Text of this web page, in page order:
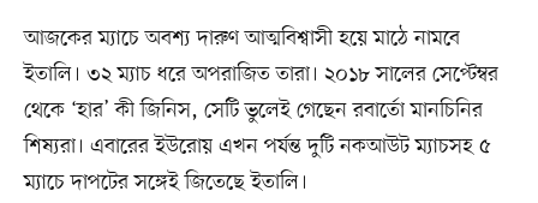
আজকের ম্যাচে অবশ্য দারুণ আত্মবিশ্বাসী হয়ে মাঠে নামবে
ইতালি। ৩২ ম্যাচ ধরে অপরাজিত তারা। ২০১৮ সালের সেপ্টেম্বর
থেকে ‘হার’ কী জিনিস, সেটি ভুলেই গেছেন রবার্তো মানচিনির
শিষ্যরা। এবারের ইউরোয় এখন পর্যন্ত দুটি নকআউট ম্যাচসহ ৫
ম্যাচে দাপটের সঙ্গেই জিতেছে ইতালি।